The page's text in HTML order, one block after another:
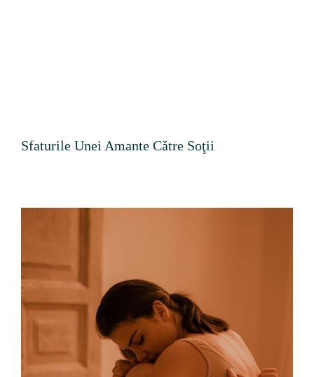
Sfaturile Unei Amante Către Soţii